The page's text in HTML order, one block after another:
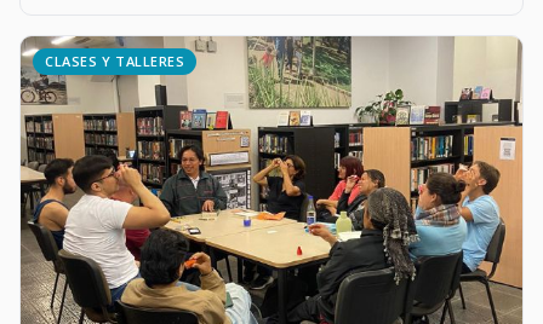
CLASES Y TALLERES